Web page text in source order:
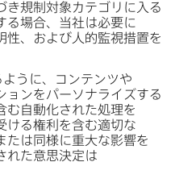
き規制対象カテゴリに​入る​
る​場合、​当社は​必要に​
性、​および​人的監視措置を​
うに、​コンテンツや​
ョンを​パーソナライズする​
む​自動化された​処理を​
ける​権利を​含む適切な​
たは​同様に​重大な​影響を​
れた​意思決定は​